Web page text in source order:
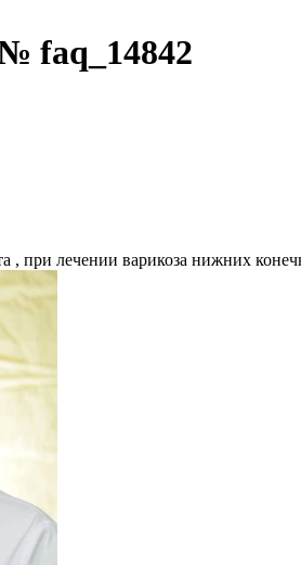
faq_14842
, при лечении варикоза нижних